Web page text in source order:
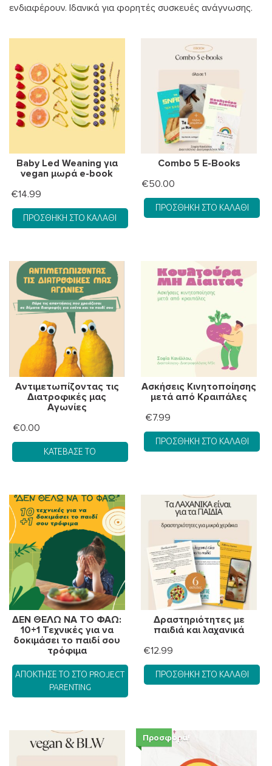
ενδιαφέρουν. Ιδανικά για φορητές συσκευές ανάγνωσης.
Baby Led Weaning για
vegan μωρά e-book
€14.99
ΠΡΟΣΘΉΚΗ ΣΤΟ ΚΑΛΆΘΙ
Combo 5 Ε-Books
€50.00
ΠΡΟΣΘΉΚΗ ΣΤΟ ΚΑΛΆΘΙ
Αντιμετωπίζοντας τις
Διατροφικές μας
Αγωνίες
€0.00
ΚΑΤΈΒΑΣΈ ΤΟ
Ασκήσεις Κινητοποίησης
μετά από Κραιπάλες
€7.99
ΠΡΟΣΘΉΚΗ ΣΤΟ ΚΑΛΆΘΙ
ΔΕΝ ΘΕΛΩ ΝΑ ΤΟ ΦΑΩ:
10+1 Τεχνικές για να
δοκιμάσει το παιδί σου
τρόφιμα
ΑΠΌΚΤΗΣΈ ΤΟ ΣΤΟ PROJECT
PARENTING
Δραστηριότητες με
παιδιά και λαχανικά
€12.99
ΠΡΟΣΘΉΚΗ ΣΤΟ ΚΑΛΆΘΙ
Προσφορά!